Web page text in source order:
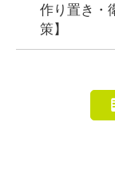
作り置き・
策】